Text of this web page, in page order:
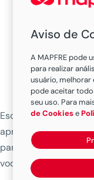
tranquilidade
Cobertura
Escolha o plano que
aproveite. A Seguro
para resolver
você.
Aviso de
A MAPFRE pode
para realizar
usuário, melhorar
pode aceitar
seu uso. Para
de Cookiese